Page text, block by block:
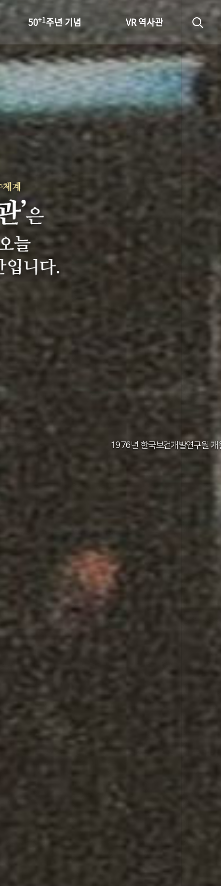
50+1주년 기념
성과 50선
숫자로 보는 50년
50
세계와 함께 한 KIHASA
VR 역사관
1971년 가족계획연구원
1976년 한국보건개발연구원 개
1982년 한국인구보건연구원 신청사 준
2012년 한국보건사회연구원 서울 청사
2011년 한국보건사회연구원 설립 40주년
2014년 한국보건사회연구원 세종 청사